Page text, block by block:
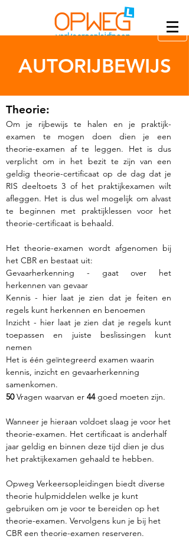
AUTORIJBEWIJS
Theorie:
Om je rijbewijs te halen en je praktijk-
examen te mogen doen dien je een
theorie-examen af te leggen. Het is dus
verplicht om in het bezit te zijn van een
geldig theorie-certificaat op de dag dat je
RIS deeltoets 3 of het praktijkexamen wilt
afleggen. Het is dus wel mogelijk om alvast
te beginnen met praktijklessen voor het
theorie-certificaat is behaald.
Het theorie-examen wordt afgenomen bij
het CBR en bestaat uit:
Gevaarherkenning - gaat over het
herkennen van gevaar
Kennis - hier laat je zien dat je feiten en
regels kunt herkennen en benoemen
Inzicht - hier laat je zien dat je regels kunt
toepassen en juiste beslissingen kunt
nemen
Het is één geïntegreerd examen waarin
kennis, inzicht en gevaarherkenning
samenkomen.​
50Vragen waarvan er 44goed moeten zijn.​
Wanneer je hieraan voldoet slaag je voor het
theorie-examen. Het certificaat is anderhalf
jaar geldig en binnen deze tijd dien je dus
het praktijkexamen gehaald te hebben.
Opweg Verkeersopleidingen biedt diverse
theorie hulpmiddelen welke je kunt
gebruiken om je voor te bereiden op het
theorie-examen. Vervolgens kun je bij het
CBR een theorie-examen reserveren.